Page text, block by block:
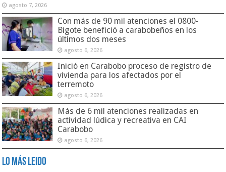
agosto 7, 2026
Con más de 90 mil atenciones el 0800-
Bigote benefició a carabobeños en los
últimos dos meses
agosto 6, 2026
Inició en Carabobo proceso de registro de
vivienda para los afectados por el
terremoto
agosto 6, 2026
Más de 6 mil atenciones realizadas en
actividad lúdica y recreativa en CAI
Carabobo
agosto 6, 2026
Lo Más Leido